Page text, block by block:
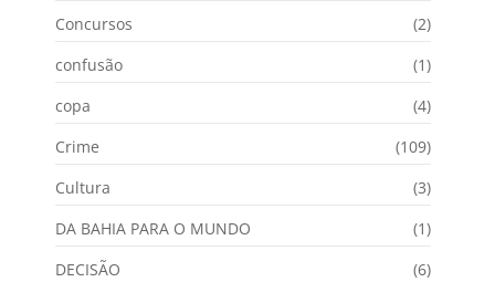
Concursos
(2)
confusão
(1)
copa
(4)
Crime
(109)
Cultura
(3)
DA BAHIA PARA O MUNDO
(1)
DECISÃO
(6)